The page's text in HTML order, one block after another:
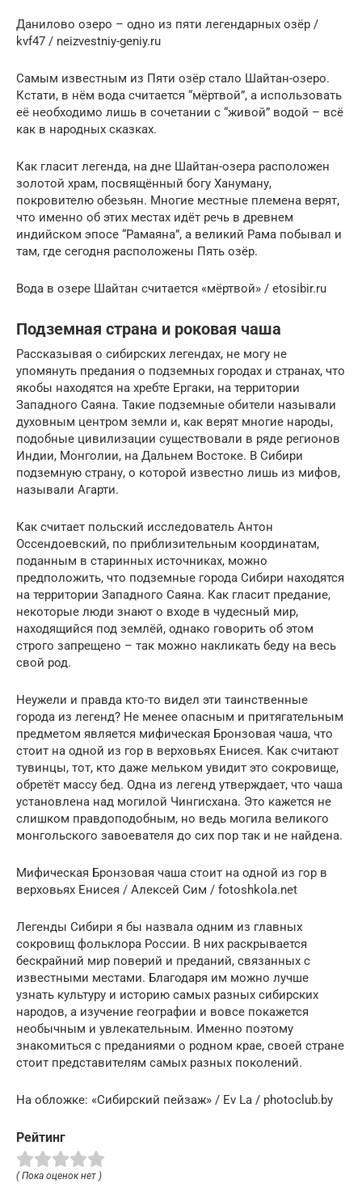
Данилово озеро – одно из пяти легендарных озёр /
kvf47 / neizvestniy-geniy.ru
Самым известным из Пяти озёр стало Шайтан-озеро.
Кстати, в нём вода считается “мёртвой”, а использовать
её необходимо лишь в сочетании с “живой” водой – всё
как в народных сказках.
Как гласит легенда, на дне Шайтан-озера расположен
золотой храм, посвящённый богу Хануману,
покровителю обезьян. Многие местные племена верят,
что именно об этих местах идёт речь в древнем
индийском эпосе “Рамаяна”, а великий Рама побывал и
там, где сегодня расположены Пять озёр.
Вода в озере Шайтан считается «мёртвой» / etosibir.ru
Подземная страна и роковая чаша
Рассказывая о сибирских легендах, не могу не
упомянуть предания о подземных городах и странах, что
якобы находятся на хребте Ергаки, на территории
Западного Саяна. Такие подземные обители называли
духовным центром земли и, как верят многие народы,
подобные цивилизации существовали в ряде регионов
Индии, Монголии, на Дальнем Востоке. В Сибири
подземную страну, о которой известно лишь из мифов,
называли Агарти.
Как считает польский исследователь Антон
Оссендоевский, по приблизительным координатам,
поданным в старинных источниках, можно
предположить, что подземные города Сибири находятся
на территории Западного Саяна. Как гласит предание,
некоторые люди знают о входе в чудесный мир,
находящийся под землёй, однако говорить об этом
строго запрещено – так можно накликать беду на весь
свой род.
Неужели и правда кто-то видел эти таинственные
города из легенд? Не менее опасным и притягательным
предметом является мифическая Бронзовая чаша, что
стоит на одной из гор в верховьях Енисея. Как считают
тувинцы, тот, кто даже мельком увидит это сокровище,
обретёт массу бед. Одна из легенд утверждает, что чаша
установлена над могилой Чингисхана. Это кажется не
слишком правдоподобным, но ведь могила великого
монгольского завоевателя до сих пор так и не найдена.
Мифическая Бронзовая чаша стоит на одной из гор в
верховьях Енисея / Алексей Сим / fotoshkola.net
Легенды Сибири я бы назвала одним из главных
сокровищ фольклора России. В них раскрывается
бескрайний мир поверий и преданий, связанных с
известными местами. Благодаря им можно лучше
узнать культуру и историю самых разных сибирских
народов, а изучение географии и вовсе покажется
необычным и увлекательным. Именно поэтому
знакомиться с преданиями о родном крае, своей стране
стоит представителям самых разных поколений.
На обложке: «Сибирский пейзаж» / Ev La / photoclub.by
Рейтинг
( Пока оценок нет )